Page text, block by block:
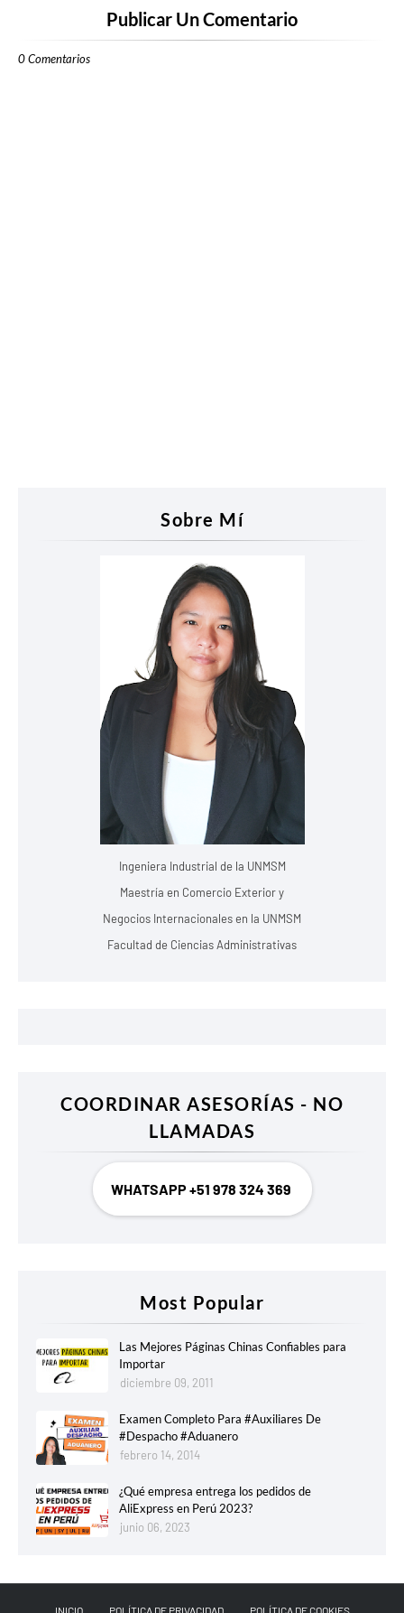
Publicar Un Comentario
0 Comentarios
Sobre Mí
Ingeniera Industrial de la UNMSM
Maestría en Comercio Exterior y
Negocios Internacionales en la UNMSM
Facultad de Ciencias Administrativas
COORDINAR ASESORÍAS - NO
LLAMADAS
WHATSAPP +51 978 324 369
Most Popular
Las Mejores Páginas Chinas Confiables para
Importar
diciembre 09, 2011
Examen Completo Para #Auxiliares De
#Despacho #Aduanero
febrero 14, 2014
¿Qué empresa entrega los pedidos de
AliExpress en Perú 2023?
junio 06, 2023
INICIO POLÍTICA DE PRIVACIDAD POLÍTICA DE COOKIES